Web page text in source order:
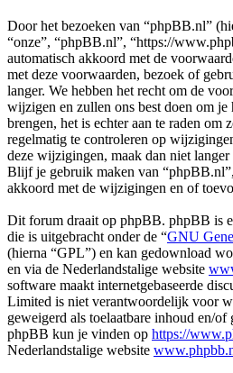
Door het bezoeken van “phpBB.nl”
“onze”, “phpBB.nl”, “https://
automatisch akkoord met de
met deze voorwaarden, bezoek of
langer. We hebben het recht om de
wijzigen en zullen ons best doen om
brengen, het is echter aan te raden om
regelmatig te controleren op
deze wijzigingen, maak dan niet
Blijf je gebruik maken van
akkoord met de wijzigingen en of
Dit forum draait op phpBB. phpBB is
die is uitgebracht onder de “GNU
(hierna “GPL”) en kan gedownload
en via de Nederlandstalige website
software maakt internetgebaseerde
Limited is niet verantwoordelijk voor
geweigerd als toelaatbare inhoud en/
phpBB kun je vinden op https://
Nederlandstalige website